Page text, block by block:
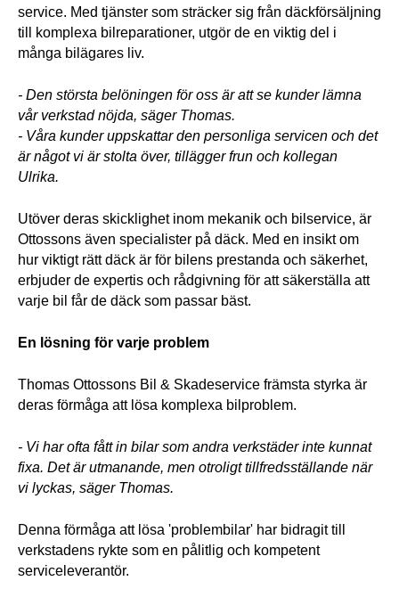
service. Med tjänster som sträcker sig från däckförsäljning
till komplexa bilreparationer, utgör de en viktig del i
många bilägares liv.
- Den största belöningen för oss är att se kunder lämna
vår verkstad nöjda, säger Thomas.
- Våra kunder uppskattar den personliga servicen och det
är något vi är stolta över, tillägger frun och kollegan
Ulrika.
Utöver deras skicklighet inom mekanik och bilservice, är
Ottossons även specialister på däck. Med en insikt om
hur viktigt rätt däck är för bilens prestanda och säkerhet,
erbjuder de expertis och rådgivning för att säkerställa att
varje bil får de däck som passar bäst.
En lösning för varje problem
Thomas Ottossons Bil & Skadeservice främsta styrka är
deras förmåga att lösa komplexa bilproblem.
- Vi har ofta fått in bilar som andra verkstäder inte kunnat
fixa. Det är utmanande, men otroligt tillfredsställande när
vi lyckas, säger Thomas.
Denna förmåga att lösa 'problembilar' har bidragit till
verkstadens rykte som en pålitlig och kompetent
serviceleverantör.